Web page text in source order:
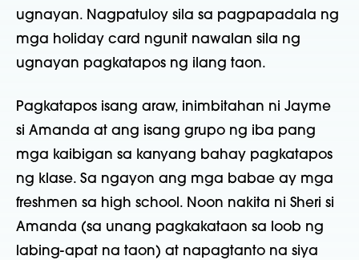
ugnayan. Nagpatuloy sila sa pagpapadala ng
mga holiday card ngunit nawalan sila ng
ugnayan pagkatapos ng ilang taon.
Pagkatapos isang araw, inimbitahan ni Jayme
si Amanda at ang isang grupo ng iba pang
mga kaibigan sa kanyang bahay pagkatapos
ng klase. Sa ngayon ang mga babae ay mga
freshmen sa high school. Noon nakita ni Sheri si
Amanda (sa unang pagkakataon sa loob ng
labing-apat na taon) at napagtanto na siya